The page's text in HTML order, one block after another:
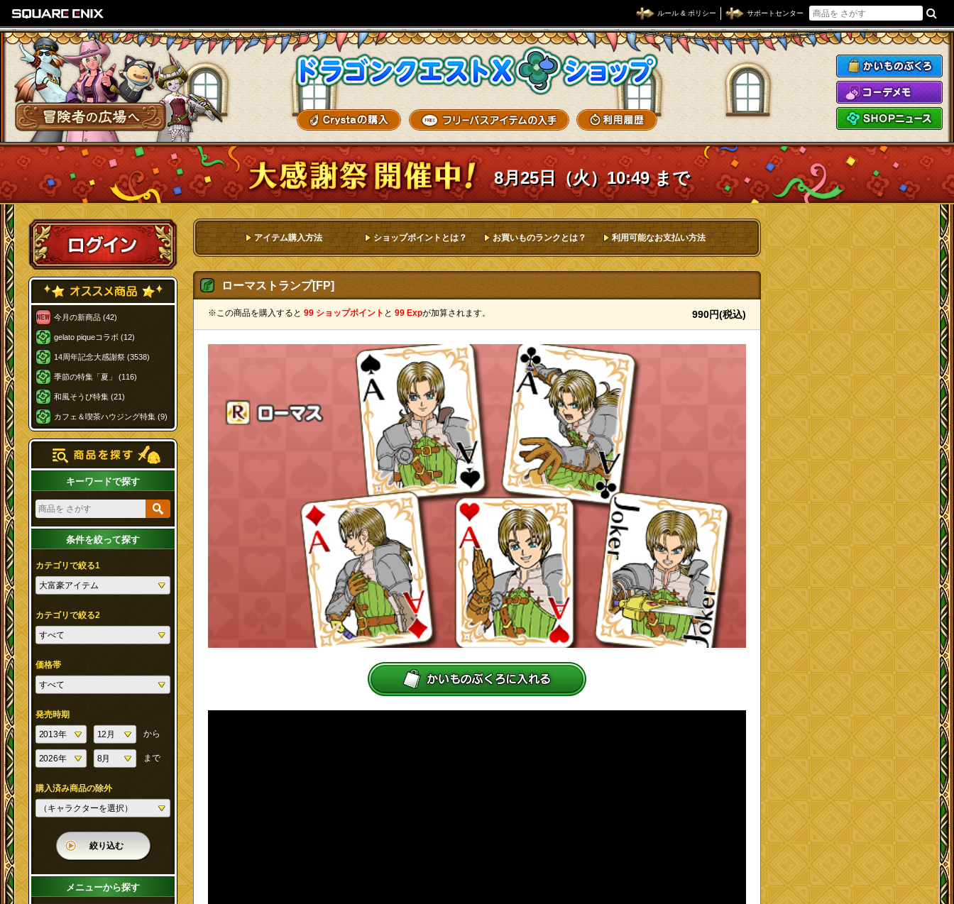
ルール & ポリシー サポートセンター
冒険者の広場へ
ドラゴンクエストXショップ
8月25日（火）10:49 まで
ログイン
今月の新商品 (42)
gelato piqueコラボ (12)
14周年記念大感謝祭 (3538)
季節の特集「夏」 (116)
和風そうび特集 (21)
カフェ＆喫茶ハウジング特集 (9)
キーワードで探す
条件を絞って探す
カテゴリで絞る1
カテゴリで絞る2
価格帯
発売時期
から
まで
購入済み商品の除外
絞り込む
メニューから探す
アイテム購入方法 ショップポイントとは？ お買いものランクとは？ 利用可能なお支払い方法
ローマストランプ[FP]
※この商品を購入すると 99 ショップポイント と 99 Expが加算されます。 990円(税込)